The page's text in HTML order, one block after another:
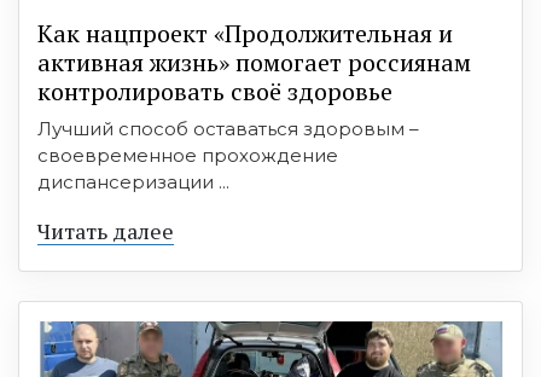
Как нацпроект «Продолжительная и
активная жизнь» помогает россиянам
контролировать своё здоровье
Лучший способ оставаться здоровым –
своевременное прохождение
диспансеризации ...
Читать далее